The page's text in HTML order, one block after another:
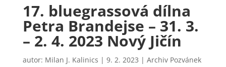
17. bluegrassová dílna
Petra Brandejse – 31. 3.
– 2. 4. 2023 Nový Jičín
autor: Milan J. Kalinics | 9. 2. 2023 | Archiv Pozvánek